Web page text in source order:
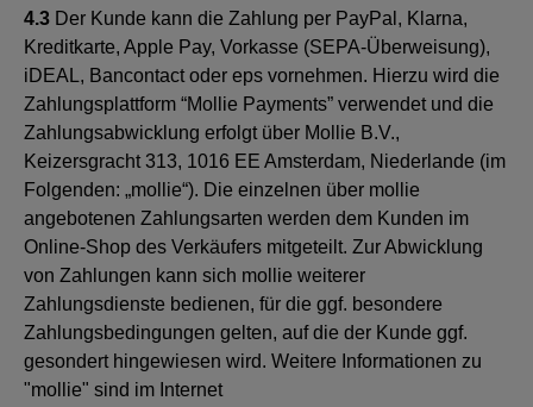
4.3 Der Kunde kann die Zahlung per PayPal, Klarna,
Kreditkarte, Apple Pay, Vorkasse (SEPA-Überweisung),
iDEAL, Bancontact oder eps vornehmen. Hierzu wird die
Zahlungsplattform “Mollie Payments” verwendet und die
Zahlungsabwicklung erfolgt über Mollie B.V.,
Keizersgracht 313, 1016 EE Amsterdam, Niederlande (im
Folgenden: „mollie“). Die einzelnen über mollie
angebotenen Zahlungsarten werden dem Kunden im
Online-Shop des Verkäufers mitgeteilt. Zur Abwicklung
von Zahlungen kann sich mollie weiterer
Zahlungsdienste bedienen, für die ggf. besondere
Zahlungsbedingungen gelten, auf die der Kunde ggf.
gesondert hingewiesen wird. Weitere Informationen zu
"mollie" sind im Internet